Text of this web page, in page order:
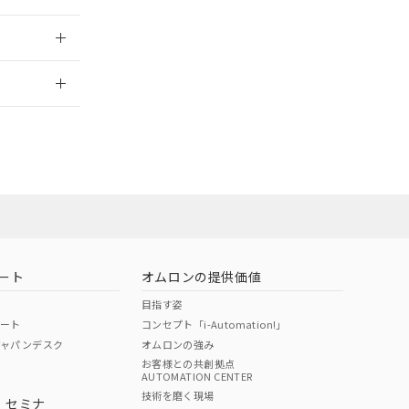
ページへ
ト
ト
パンデスク
セミナ
オムロンの提供価値
目指す姿
コンセプト「i-Automation!」
オムロンの強み
お客様との共創拠点
AUTOMATION CENTER
技術を磨く現場